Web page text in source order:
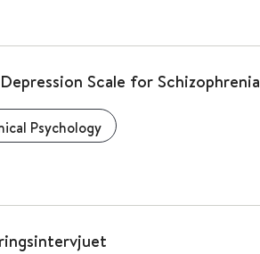
Scale for Schizophrenia
Psychology